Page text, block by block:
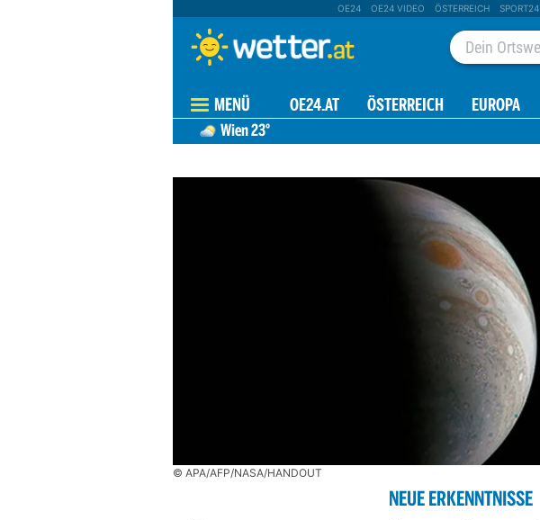
OE24 OE24 VIDEO ÖSTERREICH SPORT24
MENÜ OE24.AT ÖSTERREICH EUROPA
Wien23°
© APA/AFP/NASA/HANDOUT
NEUE ERKENNTNISSE